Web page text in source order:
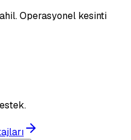
Operasyonel kesinti